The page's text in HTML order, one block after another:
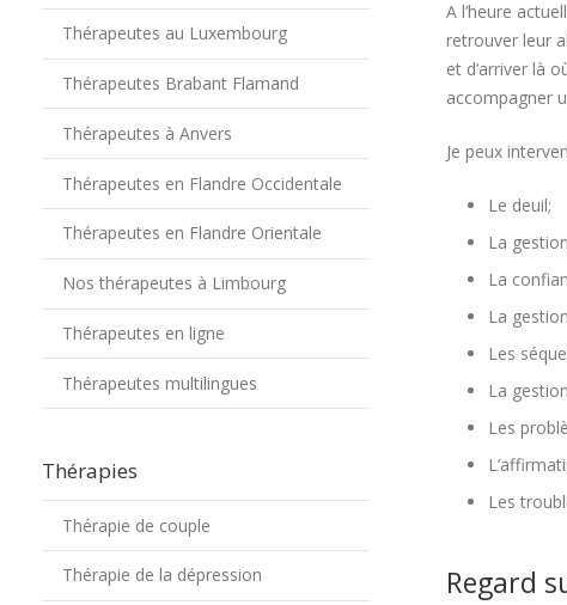
A l’heure
retrouver leur
et d’arriver là
accompagner
Je peux
Le deuil;
La
La
La
Les
La
Les
Les
Regard
Thérapeutes au Luxembourg
Thérapeutes Brabant Flamand
Thérapeutes à Anvers
Thérapeutes en Flandre Occidentale
Thérapeutes en Flandre Orientale
Nos thérapeutes à Limbourg
Thérapeutes en ligne
Thérapeutes multilingues
Thérapies
Thérapie de couple
Thérapie de la dépression